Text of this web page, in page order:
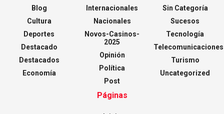
Blog
Cultura
Deportes
Destacado
Destacados
Economía
Internacionales
Nacionales
Novos-Casinos-
2025
Opinión
Política
Post
Sin Categoría
Sucesos
Tecnología
Telecomunicaciones
Turismo
Uncategorized
Páginas